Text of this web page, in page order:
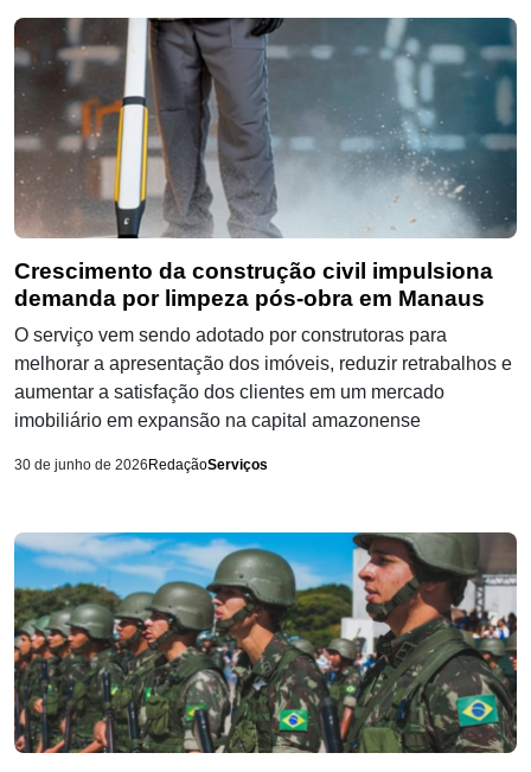
Crescimento da construção civil impulsiona
demanda por limpeza pós-obra em Manaus
O serviço vem sendo adotado por construtoras para
melhorar a apresentação dos imóveis, reduzir retrabalhos e
aumentar a satisfação dos clientes em um mercado
imobiliário em expansão na capital amazonense
30 de junho de 2026 RedaçãoServiços